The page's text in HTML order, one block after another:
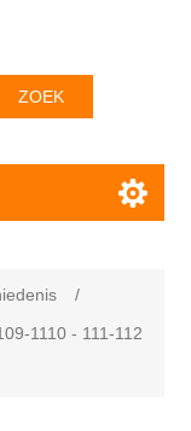
/
1110 - 111-112